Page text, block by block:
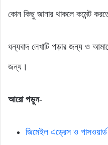
কোন কিছু জানার থাকলে কমেন্ট
ধন্যবাদ লেখাটি পড়ার জন্য ও
জন্য।
আরো পড়ুন-
জিমেইল এড্রেস ও